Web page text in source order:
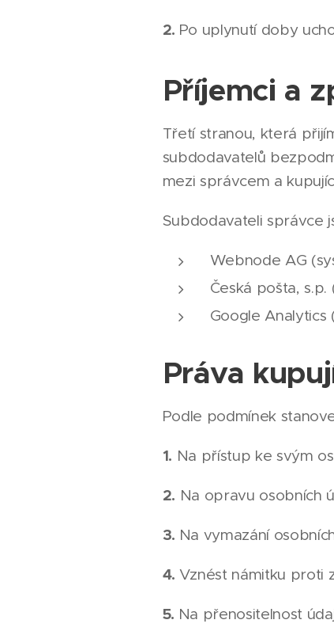
2. Po uplynutí doby
Příjemci a
Třetí stranou, která
subdodavatelů
mezi správcem a
Subdodavateli správce
Webnode AG
Česká pošta,
Google
Práva
Podle podmínek
1. Na přístup ke svým
2. Na opravu osobních
3. Na vymazání
4. Vznést námitku proti
5. Na přenositelnost